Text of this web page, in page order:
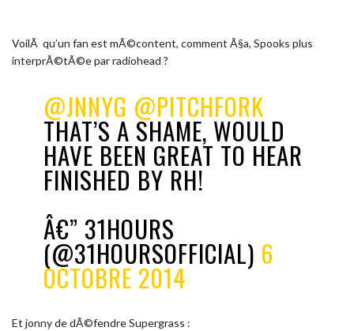
VoilÃ qu’un fan est mÃ©content, comment Ã§a, Spooks plus
interprÃ©tÃ©e par radiohead ?
@JNNYG @PITCHFORK
THAT’S A SHAME, WOULD
HAVE BEEN GREAT TO HEAR
FINISHED BY RH!
Â€” 31HOURS
(@31HOURSOFFICIAL) 6
OCTOBRE 2014
Et jonny de dÃ©fendre Supergrass :